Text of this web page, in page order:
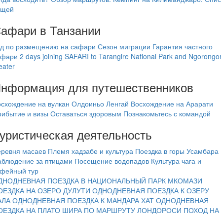
в Танзании
по размещению на сафари Сезон миграции Гарантия частного
2 days joining SAFARI to Tarangire National Park and
для путешественников
на вулкан Олдоиньо Ленгай Восхождение на Арарати
и визы Оставаться здоровым Познакомьтесь с командой
деятельность
масаев Племя хадзабе и культура Поездка в горы Усамбара
за птицами Посещение водопадов Культура чага и
тур
ПОЕЗДКА В НАЦИОНАЛЬНЫЙ ПАРК МКОМАЗИ
НА ОЗЕРО ДУЛУТИ ОДНОДНЕВНАЯ ПОЕЗДКА К ОЗЕРУ
ОДНОДНЕВНАЯ ПОЕЗДКА К МАНДАРА ХАТ ОДНОДНЕВНАЯ
НА ПЛАТО ШИРА ПО МАРШРУТУ ЛОНДОРОСИ ПОХОД НА